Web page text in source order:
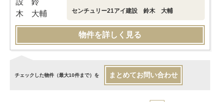
センチュリー21アイ建設 鈴木 大輔
物件を詳しく見る
チェックした物件（最大10件まで）を まとめてお問い合わせ